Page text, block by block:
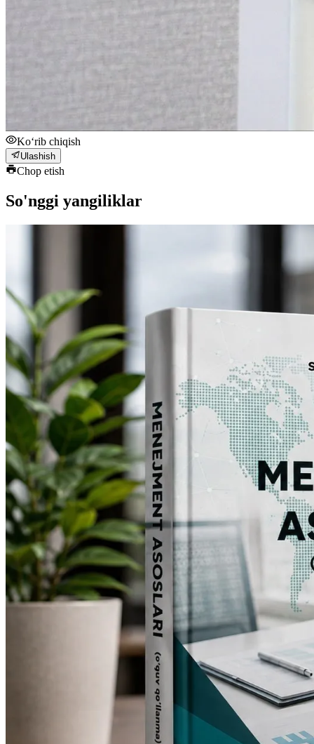
Ko‘rib chiqish
Ulashish
Chop etish
So'nggi yangiliklar